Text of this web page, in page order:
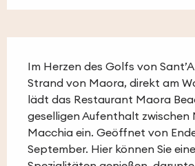
Im Herzen des Golfs von
Strand von Maora, direkt am
lädt das Restaurant Maora
geselligen Aufenthalt zwischen
Macchia ein. Geöffnet von
September. Hier können Sie